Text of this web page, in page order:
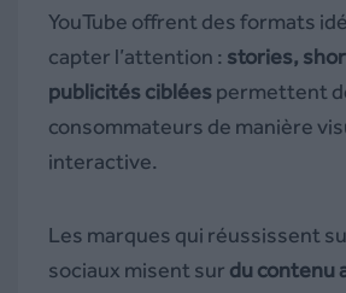
YouTube offrent des formats
capter l’attention : stories,
publicités cibléespermettent
consommateurs de manière
interactive.
Les marques qui réussissent
sociaux misent sur du contenu